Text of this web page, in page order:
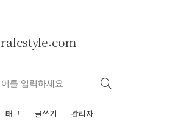
ralcstyle.com
태그 글쓰기 관리자